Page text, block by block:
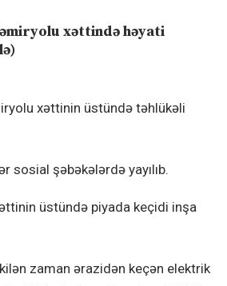
xəttində həyati
xəttinin üstündə təhlükəli
sosial şəbəkələrdə yayılıb.
üstündə piyada keçidi inşa
zaman ərazidən keçən elektrik